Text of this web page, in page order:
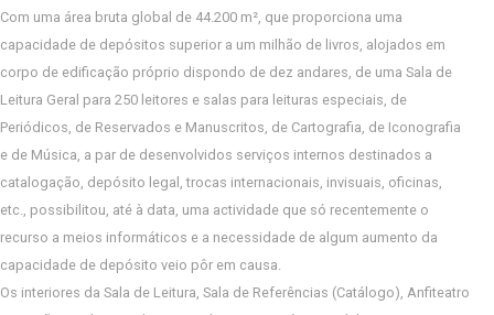
Com uma área bruta global de 44.200 m², que proporciona uma
capacidade de depósitos superior a um milhão de livros, alojados em
corpo de edificação próprio dispondo de dez andares, de uma Sala de
Leitura Geral para 250 leitores e salas para leituras especiais, de
Periódicos, de Reservados e Manuscritos, de Cartografia, de Iconografia
e de Música, a par de desenvolvidos serviços internos destinados a
catalogação, depósito legal, trocas internacionais, invisuais, oficinas,
etc., possibilitou, até à data, uma actividade que só recentemente o
recurso a meios informáticos e a necessidade de algum aumento da
capacidade de depósito veio pôr em causa.
Os interiores da Sala de Leitura, Sala de Referências (Catálogo), Anfiteatro